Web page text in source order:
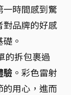
一時間感到驚
對品牌的好感
。
的拆包裹過
驗 。彩色雷射
的用心，進而